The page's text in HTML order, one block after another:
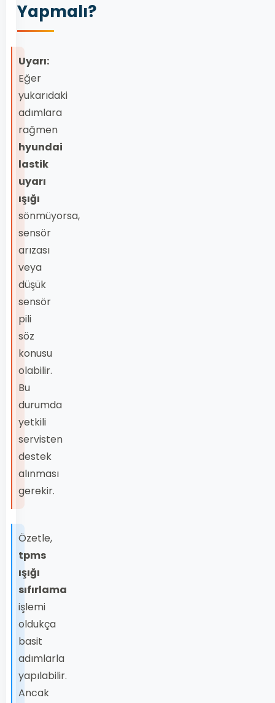
Yapmalı?
Uyarı:
Eğer
yukarıdaki
adımlara
rağmen
hyundai
lastik
uyarı
ışığı
sönmüyorsa,
sensör
arızası
veya
düşük
sensör
pili
söz
konusu
olabilir.
Bu
durumda
yetkili
servisten
destek
alınması
gerekir.
Özetle,
tpms
ışığı
sıfırlama
işlemi
oldukça
basit
adımlarla
yapılabilir.
Ancak